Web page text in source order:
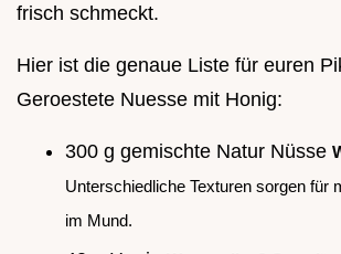
frisch schmeckt.
Hier ist die genaue Liste für euren
Geroestete Nuesse mit Honig:
300 g gemischte Natur Nüsse
Unterschiedliche Texturen sorgen für
im Mund.